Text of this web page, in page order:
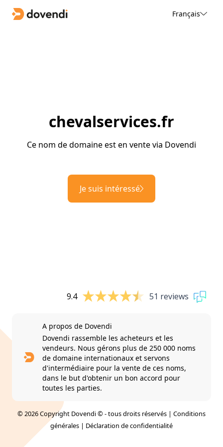
Français
chevalservices.fr
Ce nom de domaine est en vente via Dovendi
Je suis intéressé
9.4 51 reviews
A propos de Dovendi
Dovendi rassemble les acheteurs et les
vendeurs. Nous gérons plus de 250 000 noms
de domaine internationaux et servons
d'intermédiaire pour la vente de ces noms,
dans le but d'obtenir un bon accord pour
toutes les parties.
© 2026 Copyright Dovendi © - tous droits réservés | Conditions
générales | Déclaration de confidentialité